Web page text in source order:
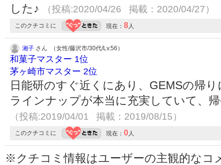
した♪
（投稿:2020/04/26 掲載：2020/04/27）
このクチコミに 現在： 8 人
湘子 さん （女性/藤沢市/30代/Lv.56）
和菓子マスター 1位
茅ヶ崎市マスター 2位
日能研のすぐ近くにあり、GEMSの帰
ラインナップが本当に充実していて、
（投稿:2019/04/01 掲載：2019/08/15）
このクチコミに 現在： 0 人
※クチコミ情報はユーザーの主観的なコ